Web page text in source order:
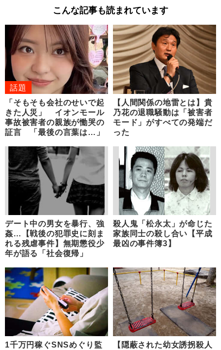
こんな記事も読まれています
話題
「そもそも会社のせいで起
きた人災」 イオンモール
事故被害者の親族が慟哭の
証言 「最後の言葉は…」
【人間関係の地雷とは】貴
乃花の退職騒動は「被害者
モード」がすべての発端だ
った
デート中の男女を暴行、強
姦…【戦後の犯罪史に刻ま
れる残虐事件】無期懲役少
年が語る「社会復帰」
殺人鬼「松永太」が命じた
家族同士の殺し合い【平成
最凶の事件簿3】
1千万円稼ぐSNSめぐり監
【隠蔽された幼女誘拐殺人